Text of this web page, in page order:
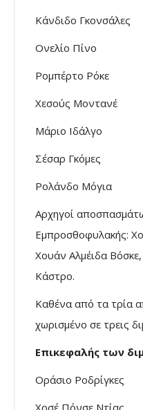
Κάνδιδο Γκονσάλες
Ονελίο Πίνο
Ρομπέρτο Ρόκε
Χεσούς Μοντανέ
Μάριο Ιδάλγο
Σέσαρ Γκόμες
Ρολάνδο Μόγια
Αρχηγοί
Εμπροσθοφυλακής:
Χουάν Αλμέιδα
Κάστρο.
Καθένα από τα τρία
χωρισμένο σε τρεις
Επικεφαλής των
Οράσιο Ροδρίγκες
Χοσέ Πόνσε Ντίας